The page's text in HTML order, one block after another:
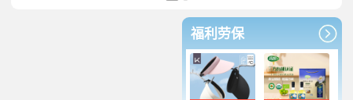
福利劳保